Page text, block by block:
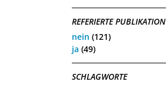
REFERIERTE PUBLIKATION
nein (121)
ja (49)
SCHLAGWORTE